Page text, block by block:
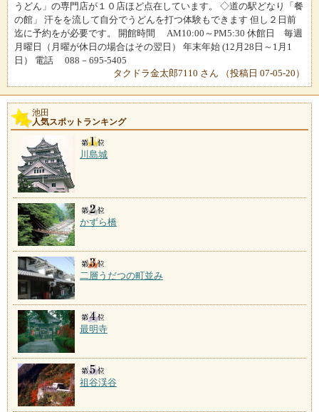
うどん」の専門店が１０店ほど点在しています。 ◇道の駅どなり「餐
の館」 汗をを流して自分でうどんを打つ体験もできます 但し２日前
迄に予約をが必要です。 開館時間 AM10:00～PM5:30 休館日 毎週
月曜日（月曜が休日の場合はその翌日） 年末年始 (12月28日～1月1
日） 電話 088－695-5405
タクドラ金太郎7110 さん （投稿日 07-05-20）
池田
人気スポットランキング
川島城
かずら橋
二層うだつの町並み
最明寺
祖谷渓谷